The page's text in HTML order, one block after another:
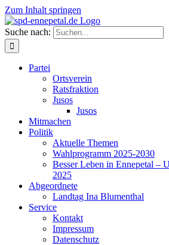
Zum Inhalt springen
Suche nach:
Partei
Ortsverein
Ratsfraktion
Jusos
Jusos
Mitmachen
Politik
Aktuelle Themen
Wahlprogramm 2025-2030
Besser Leben in Ennepetal –
2025
Abgeordnete
Landtag Ina Blumenthal
Service
Kontakt
Impressum
Datenschutz